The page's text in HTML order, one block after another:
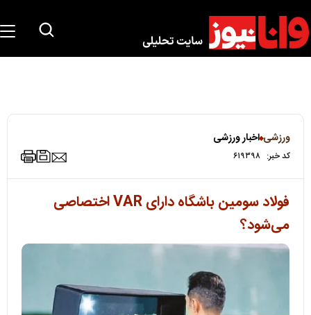
ورزشی اخبار ورزشی
کد خبر: ۶۱۹۳۹۸
فولاد سومین باشگاه دارای VAR اختصاصی
می‌شود؟